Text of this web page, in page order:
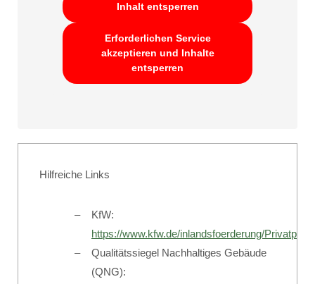
Inhalt entsperren
Erforderlichen Service
akzeptieren und Inhalte
entsperren
Hilfreiche Links
KfW:
https://www.kfw.de/inlandsfoerderung/
Qualitätssiegel Nachhaltiges Gebäude
(QNG):